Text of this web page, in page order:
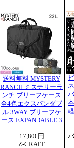
送料無料 MYSTERY
RANCH ミステリーラ
ンチ ブリーフケース
全4色エクスパンダブ
ル 3WAY ブリーフケ
ース EXPANDABLE 3
…
17,800円
Z-CRAFT